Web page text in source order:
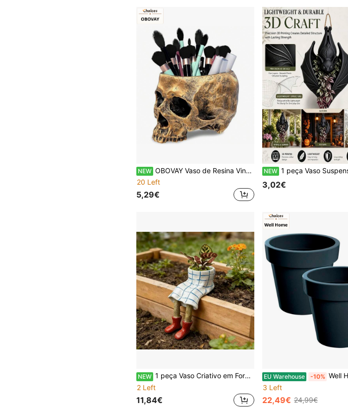
NEW OBOVAY Vaso de Resina Vintage em Forma de Caveira, Vaso Gótico para Suculentas, Recipiente Criativo para Plantas de Secretária, Decoração de Interior para Secretária, Adequado para Halloween, Decoração para a Época de Regresso às Aulas, Porta-Canetas Multifuncional, Vaso de Flores, Taça para Petiscos de Casa, Caixa de Arrumação para Cosméticos
20 Left
5,29€
NEW 1 peça Vaso Suspenso em Forma de Morcego, Ornamento Decorativo de Morcego Suspenso, Adequado para Suprimentos de Jardim Exterior, Decoração de Jardim Exterior, Decoração de Casa para Halloween, Decoração de Quarto, Decoração de Casa, Vaso de Jardim, Suculentas Interior/Exterior,
3,02€
NEW 1 peça Vaso Criativo em Forma de Calças, Vaso Decorativo para Secretária e Varanda, Adequado para Micro Plantas em Vaso de Interior e Exterior
2 Left
11,84€
EU Warehouse -10% Well Home
3 Left
22,49€ 24,99€